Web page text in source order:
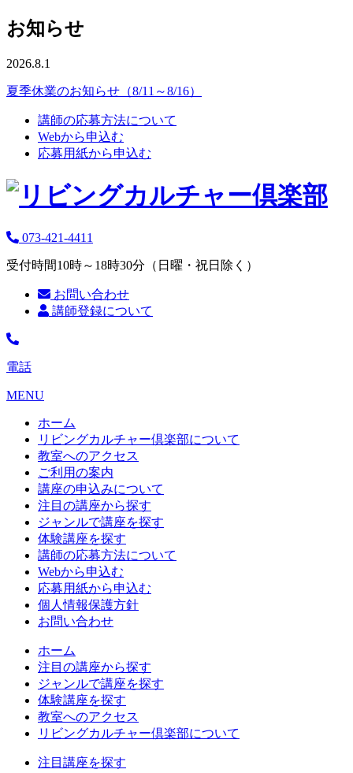
お知らせ
2026.8.1
夏季休業のお知らせ（8/11～8/16）
講師の応募方法について
Webから申込む
応募用紙から申込む
073-421-4411
受付時間10時～18時30分（日曜・祝日除く）
お問い合わせ
講師登録について
電話
MENU
ホーム
リビングカルチャー倶楽部について
教室へのアクセス
ご利用の案内
講座の申込みについて
注目の講座から探す
ジャンルで講座を探す
体験講座を探す
講師の応募方法について
Webから申込む
応募用紙から申込む
個人情報保護方針
お問い合わせ
ホーム
注目の講座から探す
ジャンルで講座を探す
体験講座を探す
教室へのアクセス
リビングカルチャー倶楽部について
注目講座を探す